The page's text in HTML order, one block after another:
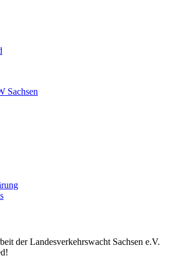
Sachsen
der Landesverkehrswacht Sachsen e.V.